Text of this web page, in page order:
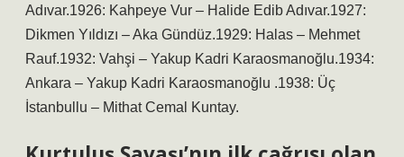
Adıvar.1926: Kahpeye Vur – Halide Edib Adıvar.1927:
Dikmen Yıldızı – Aka Gündüz.1929: Halas – Mehmet
Rauf.1932: Vahşi – Yakup Kadri Karaosmanoğlu.1934:
Ankara – Yakup Kadri Karaosmanoğlu .1938: Üç
İstanbullu – Mithat Cemal Kuntay.